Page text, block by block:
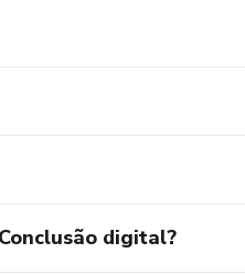
digital?